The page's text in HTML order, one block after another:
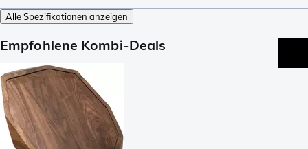
Alle Spezifikationen anzeigen
Empfohlene Kombi-Deals